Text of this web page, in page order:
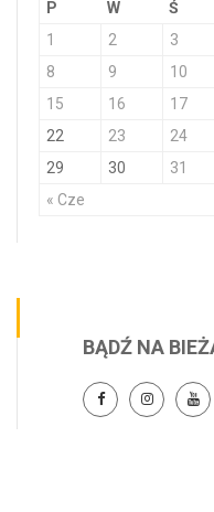
P W Ś
« Cze
1 2 3
8
9 10
15
16 17
22
23 24
29
30 31
BĄDŹ NA